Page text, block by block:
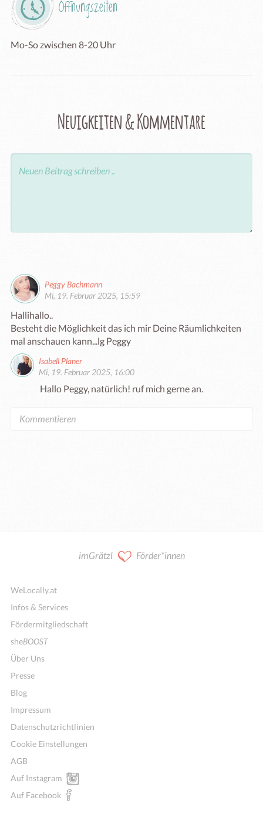
Öffnungszeiten
Mo-So zwischen 8-20 Uhr
Neuigkeiten & Kommentare
Peggy Bachmann
Mi, 19. Februar 2025, 15:59
Hallihallo..
Besteht die Möglichkeit das ich mir Deine Räumlichkeiten
mal anschauen kann...lg Peggy
Isabell Planer
Mi, 19. Februar 2025, 16:00
imGrätzl Förder*innen
WeLocally.at
Infos & Services
Fördermitgliedschaft
sheBOOST
Über Uns
Presse
Blog
Impressum
Datenschutzrichtlinien
Cookie Einstellungen
AGB
Auf Instagram
Auf Facebook